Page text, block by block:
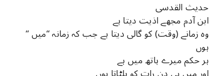
حدیث القدسی
ابن آدم مجھے اذیت دیتا ہے
وہ زمانے (وقت) کو گالی دیتا ہے جب کہ زمانہ “میں “
ہوں
ہر حکم میرے ہاتھ میں ہے